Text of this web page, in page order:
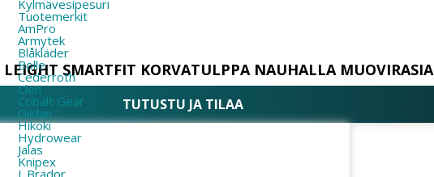
Kylmävesipesuri
Tuotemerkit
AmPro
Armytek
Blåkläder
Bolle
Cederroth
Clen
Cobalt Gear
Gildan
Hikoki
Hydrowear
Jalas
Knipex
L.Brador
LEIGHT SMARTFIT KORVATULPPA NAUHALLA MUOVIRASIA
TUTUSTU JA TILAA